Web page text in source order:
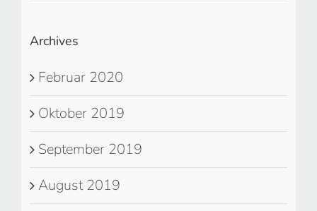
Archives
Februar 2020
Oktober 2019
September 2019
August 2019